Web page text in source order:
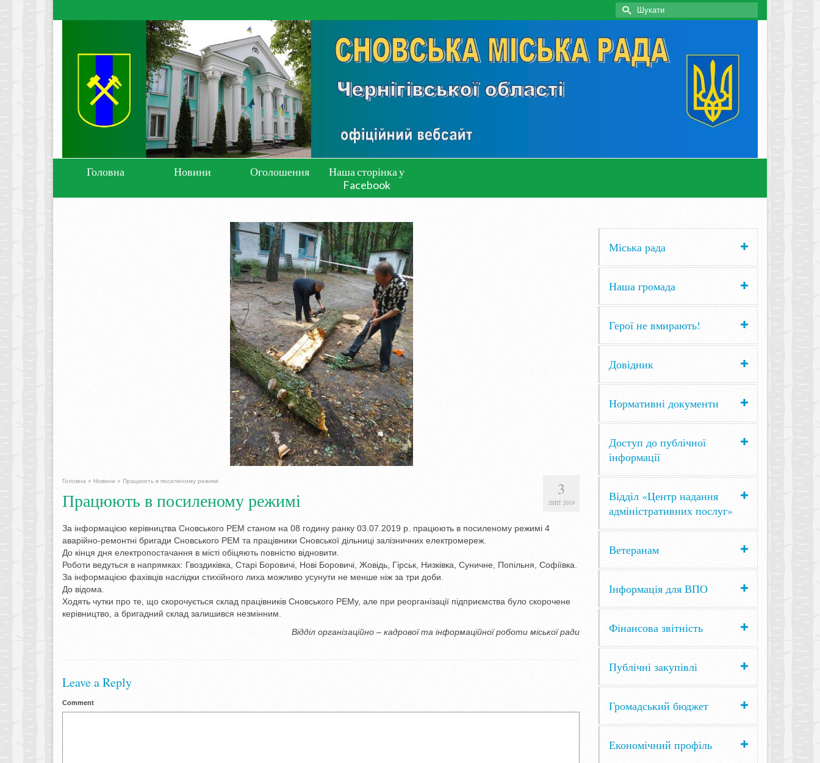
Search
for:
Головна Новини Оголошення
Наша сторінка у
Facebook
3
ЛИП 2019
Головна » Новини » Працюють в посиленому режимі
Працюють в посиленому режимі
За інформацією керівництва Сновського РЕМ станом на 08 годину ранку 03.07.2019 р. працюють в посиленому режимі 4
аварійно-ремонтні бригади Сновського РЕМ та працівники Сновської дільниці залізничних електромереж.
До кінця дня електропостачання в місті обіцяють повністю відновити.
Роботи ведуться в напрямках: Гвоздиківка, Старі Боровичі, Нові Боровичі, Жовідь, Гірськ, Низківка, Суничне, Попільня, Софіївка.
За інформацією фахівців наслідки стихійного лиха можливо усунути не менше ніж за три доби.
До відома.
Ходять чутки про те, що скорочується склад працівників Сновського РЕМу, але при реорганізації підприємства було скорочене
керівництво, а бригадний склад залишився незмінним.
Відділ організаційно – кадрової та інформаційної роботи міської ради
Leave a Reply
Comment
Міська рада
Наша громада
Герої не вмирають!
Довідник
Нормативні документи
Доступ до публічної
інформації
Відділ «Центр надання
адміністративних послуг»
Ветеранам
Інформація для ВПО
Фінансова звітність
Публічні закупівлі
Громадський бюджет
Економічний профіль